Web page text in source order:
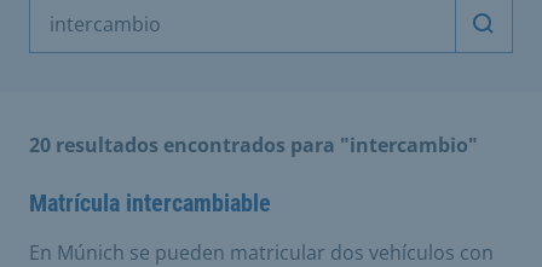
20 resultados encontrados para "intercambio"
Matrícula intercambiable
En Múnich se pueden matricular dos vehículos con